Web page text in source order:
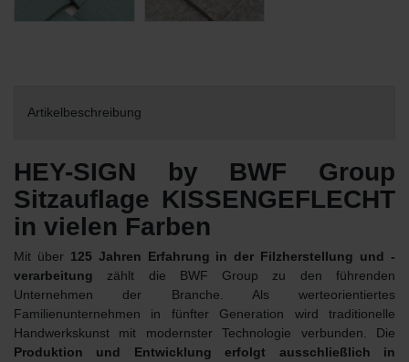
Artikelbeschreibung
HEY-SIGN by BWF Group
Sitzauflage KISSENGEFLECHT
in vielen Farben
Mit über 125 Jahren Erfahrung in der Filzherstellung und -
verarbeitung zählt die BWF Group zu den führenden
Unternehmen der Branche. Als werteorientiertes
Familienunternehmen in fünfter Generation wird traditionelle
Handwerkskunst mit modernster Technologie verbunden. Die
Produktion und Entwicklung erfolgt ausschließlich in